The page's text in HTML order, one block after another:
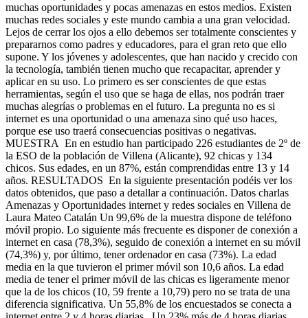
muchas oportunidades y pocas amenazas en estos medios. Existen
muchas redes sociales y este mundo cambia a una gran velocidad.
Lejos de cerrar los ojos a ello debemos ser totalmente conscientes y
prepararnos como padres y educadores, para el gran reto que ello
supone. Y los jóvenes y adolescentes, que han nacido y crecido con
la tecnología, también tienen mucho que recapacitar, aprender y
aplicar en su uso. Lo primero es ser conscientes de que estas
herramientas, según el uso que se haga de ellas, nos podrán traer
muchas alegrías o problemas en el futuro. La pregunta no es si
internet es una oportunidad o una amenaza sino qué uso haces,
porque ese uso traerá consecuencias positivas o negativas.
MUESTRA En en estudio han participado 226 estudiantes de 2º de
la ESO de la población de Villena (Alicante), 92 chicas y 134
chicos. Sus edades, en un 87%, están comprendidas entre 13 y 14
años. RESULTADOS En la siguiente presentación podéis ver los
datos obtenidos, que paso a detallar a continuación. Datos charlas
Amenazas y Oportunidades internet y redes sociales en Villena de
Laura Mateo Catalán Un 99,6% de la muestra dispone de teléfono
móvil propio. Lo siguiente más frecuente es disponer de conexión a
internet en casa (78,3%), seguido de conexión a internet en su móvil
(74,3%) y, por último, tener ordenador en casa (73%). La edad
media en la que tuvieron el primer móvil son 10,6 años. La edad
media de tener el primer móvil de las chicas es ligeramente menor
que la de los chicos (10, 59 frente a 10,79) pero no se trata de una
diferencia significativa. Un 55,8% de los encuestados se conecta a